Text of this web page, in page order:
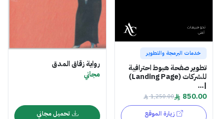
خدمات البرمجة والتطوير
تطوير صفحة هبوط احترافية
للشركات (Landing Page)
|...
850.00
1,250.00
زيارة الموقع
رواية زقاق المدق
مجاني
تحميل مجاني